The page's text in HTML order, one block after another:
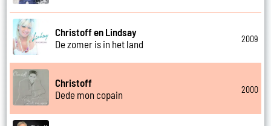
Christoff en Lindsay
De zomer is in het land
2009
Christoff
Dede mon copain
2000